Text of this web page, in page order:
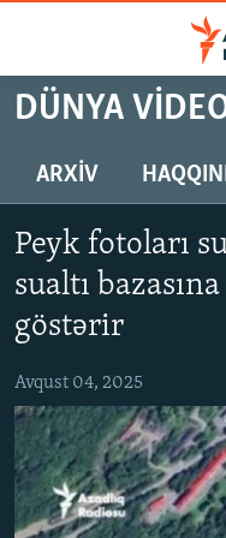
Əsas
məzmuna
Əsas
qayıt
Axtarışa
#İZAHLA
#ƏSLINDƏ
FƏRQƏ BAX
QANUNI DOĞRU
ARAŞDIRMA
MULTIMEDIA
VIDEO
FOTOQALEREYA
RADIO ARXIV
OXU ZALI
HAQQIMIZDA
DÜNYA
ARXIV
Peyk fotoları
sualtı
göstərir
Avqust 04, 2025